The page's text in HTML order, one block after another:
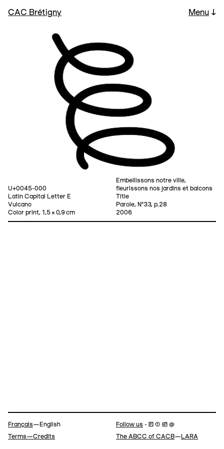
CAC Brétigny Menu ↓
U+0045-000
Latin Capital Letter E
Embellissons notre ville,
fleurissons nos jardins et balcons
Title
Vulcano
Color print, 1,5 × 0,9 cm
Parole, №33, p.28
2006
Navigation
Français—English Follow us - 🄵 ⓣ 📷 @
Terms—Credits The ABCC of CACB— LARA